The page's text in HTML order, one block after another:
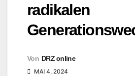
radikalen
Von DRZ online
MAI 4, 2024